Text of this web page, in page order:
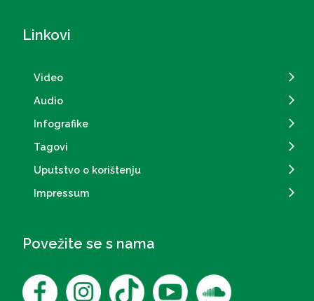
Linkovi
Video
Audio
Infografike
Tagovi
Uputstvo o korištenju
Impressum
Povežite se s nama